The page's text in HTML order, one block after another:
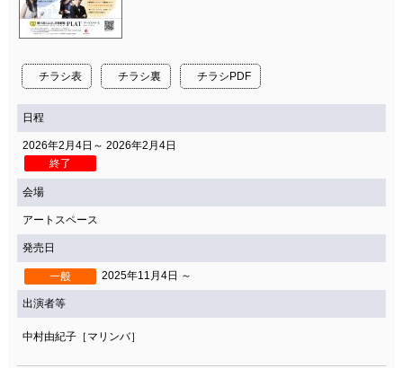
チラシ表 チラシ裏 チラシPDF
日程
2026年2月4日～ 2026年2月4日
終了
会場
アートスペース
発売日
一般 2025年11月4日 ～
出演者等
中村由紀子［マリンバ］